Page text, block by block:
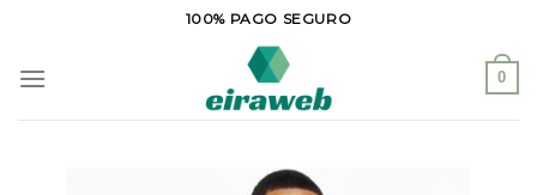
contenido
100% PAGO SEGURO
0